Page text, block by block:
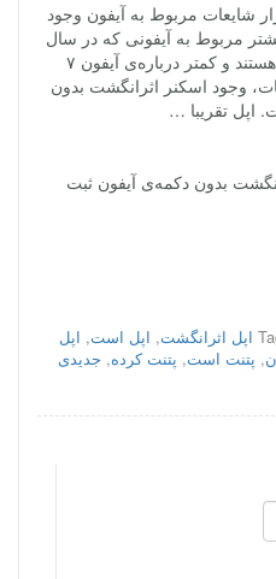
شایعات مربوط به آیفون وجود
مربوط به آیفونی که در سال
۲۰۱۷ و ۲۰۱۸ معرفی می‌شوند، هستند و کمتر درباره‌ی آیفون ۷
وجود اسکنر اثرانگشت بدون
اپل تقریبا …
بدون دکمه‌ی آیفون ثبت
اپل اثرانگشت, اپل است, اپل
, پتنت است, پتنت کرده, جدیدی